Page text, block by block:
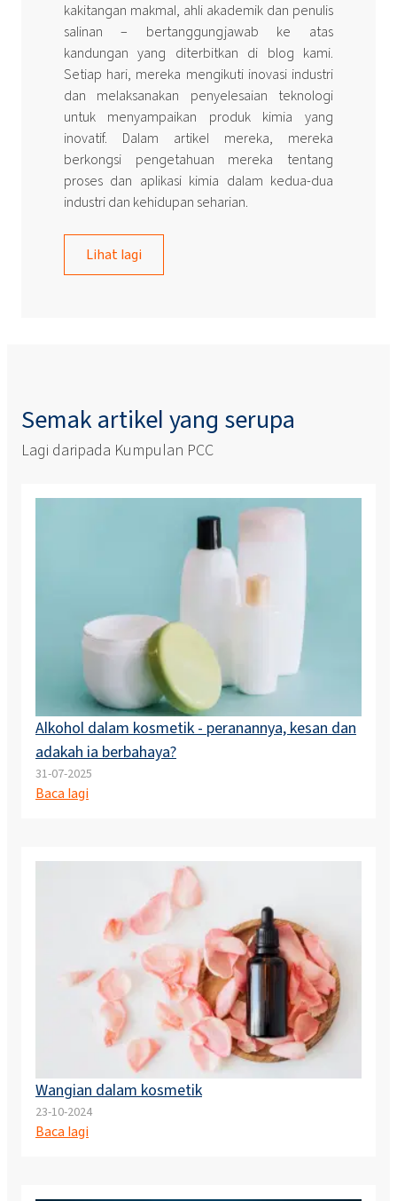
kakitangan makmal, ahli akademik dan penulis
salinan – bertanggungjawab ke atas
kandungan yang diterbitkan di blog kami.
Setiap hari, mereka mengikuti inovasi industri
dan melaksanakan penyelesaian teknologi
untuk menyampaikan produk kimia yang
inovatif. Dalam artikel mereka, mereka
berkongsi pengetahuan mereka tentang
proses dan aplikasi kimia dalam kedua-dua
industri dan kehidupan seharian.
Lihat lagi
Semak artikel yang serupa
Lagi daripada Kumpulan PCC
Alkohol dalam kosmetik - peranannya, kesan dan
adakah ia berbahaya?
31-07-2025
Baca lagi
Wangian dalam kosmetik
23-10-2024
Baca lagi